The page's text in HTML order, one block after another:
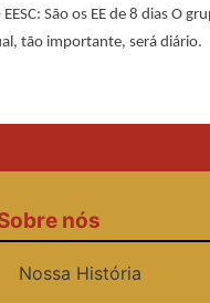
: São os EE de 8 dias O
tão importante, será diário.
nós
Nossa História